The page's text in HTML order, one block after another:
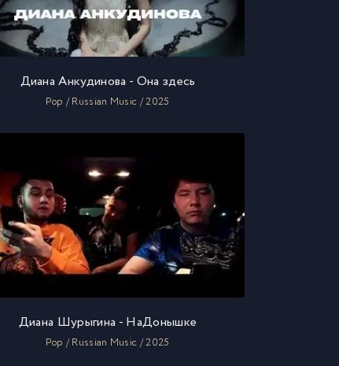
Диана Анкудинова - Она здесь
Pop / Russian Music / 2025
Диана Шурыгина - НаДонышке
Pop / Russian Music / 2025